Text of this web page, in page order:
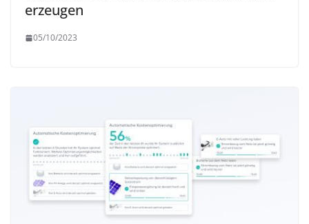
erzeugen
05/10/2023